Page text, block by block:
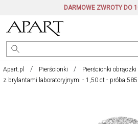
DARMOWE ZWROTY DO
Apart.pl Pierścionki Pierścionki obrączki
z brylantami laboratoryjnymi - 1,50 ct - próba 585